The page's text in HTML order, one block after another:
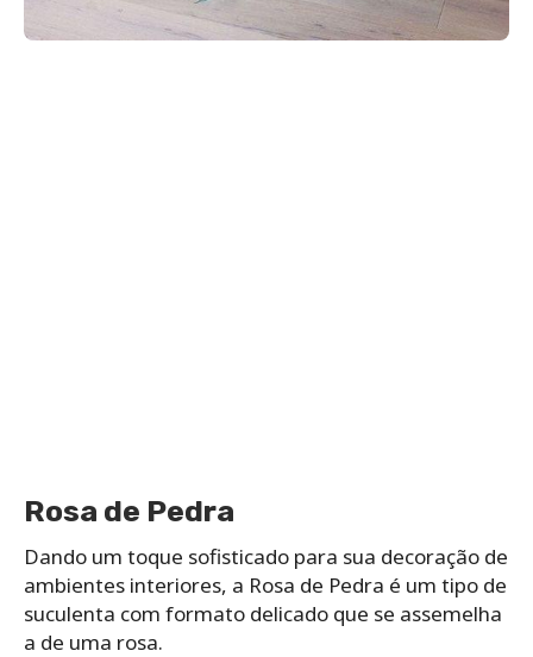
Rosa de Pedra
Dando um toque sofisticado para sua decoração de
ambientes interiores, a Rosa de Pedra é um tipo de
suculenta com formato delicado que se assemelha
a de uma rosa.